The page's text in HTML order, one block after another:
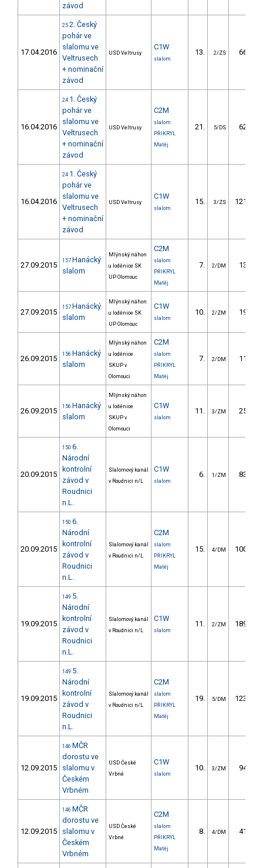
závod
17.04.2016
25 2. Český
pohár ve
slalomu ve
Veltrusech
+ nominační
závod
USD Veltrusy
C1W
slalom
13. 2/ZS 66.98
16.04.2016
24 1. Český
pohár ve
slalomu ve
Veltrusech
+ nominační
závod
USD Veltrusy
C2M
slalom
PŘIKRYL
Matěj
21. 5/DS 62.66
16.04.2016
24 1. Český
pohár ve
slalomu ve
Veltrusech
+ nominační
závod
USD Veltrusy
C1W
slalom
15. 3/ZS 121.81
27.09.2015 157 Hanácký
slalom
Mlýnský náhon
u loděnice SK
UP Olomouc
C2M
slalom
PŘIKRYL
Matěj
7. 2/DM 13.30
27.09.2015
157 Hanácký
slalom
Mlýnský náhon
u loděnice SK
UP Olomouc
C1W
slalom
10. 2/ZM 19.50
26.09.2015 156 Hanácký
slalom
Mlýnský náhon
u loděnice
SKUP v
Olomouci
C2M
slalom
PŘIKRYL
Matěj
7. 2/DM 11.00
26.09.2015 156 Hanácký
slalom
Mlýnský náhon
u loděnice
SKUP v
Olomouci
C1W
slalom
11. 3/ZM 25.70
20.09.2015
150 6.
Národní
kontrolní
závod v
Roudnici
n.L.
Slalomový kanál
v Roudnici n/L
C1W
slalom
6. 1/ZM 83.20
20.09.2015
150 6.
Národní
kontrolní
závod v
Roudnici
n.L.
Slalomový kanál
v Roudnici n/L
C2M
slalom
PŘIKRYL
Matěj
15. 4/DM 100.98
19.09.2015
149 5.
Národní
kontrolní
závod v
Roudnici
n.L.
Slalomový kanál
v Roudnici n/L
C1W
slalom
11. 2/ZM 189.64
19.09.2015
149 5.
Národní
kontrolní
závod v
Roudnici
n.L.
Slalomový kanál
v Roudnici n/L
C2M
slalom
PŘIKRYL
Matěj
19. 5/DM 123.78
12.09.2015
146 MČR
dorostu ve
slalomu v
Českém
Vrbném
USD České
Vrbné
C1W
slalom
10. 3/ZM 94.96
12.09.2015
146 MČR
dorostu ve
slalomu v
Českém
Vrbném
USD České
Vrbné
C2M
slalom
PŘIKRYL
Matěj
8. 4/DM 41.99